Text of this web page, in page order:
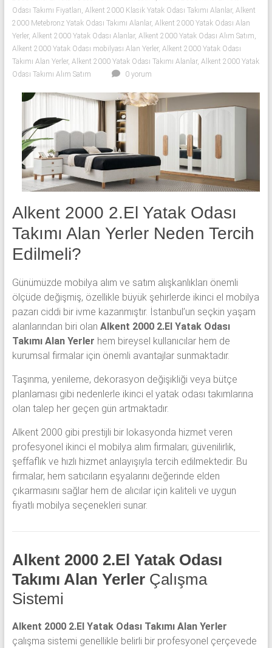
olarak
2.el
yatak
odası,
Klasik
yatak
odası,
Avangard
yatak
odası,
Antika
yatak
odası
ve
Metebronz
yatak
odası
alınmaktadır.
Odası Takımı Fiyatları Alkent 2000 Klasik Yatak Odası Takımı Alanlar, Alkent
2000 Metebronz Yatak Odası Takımı Alanlar, Alkent 2000 Yatak Odası Alan
Yerler, Alkent 2000 Yatak Odası Alanlar, Alkent 2000 Yatak Odası Alım Satım
Alkent 2000 Yatak Odası mobilyası Alan Yerler, Alkent 2000 Yatak Odası
Takımı Alan Yerler, Alkent 2000 Yatak Odası Takımı Alanlar, Alkent 2000 Yatak
Odası Takımı Alım Satım
0 yorum
Alkent 2000 2.El Yatak Odası
Takımı Alan Yerler Neden Tercih
Edilmeli?
Günümüzde mobilya alım ve satım alışkanlıkları önemli
ölçüde değişmiş, özellikle büyük şehirlerde ikinci el mobilya
pazarı ciddi bir ivme kazanmıştır. İstanbul’un seçkin yaşam
alanlarından biri olan Alkent 2000 2.El Yatak Odası
Takımı Alan Yerler hem bireysel kullanıcılar hem de
kurumsal firmalar için önemli avantajlar sunmaktadır.
Taşınma, yenileme, dekorasyon değişikliği veya bütçe
planlaması gibi nedenlerle ikinci el yatak odası takımlarına
olan talep her geçen gün artmaktadır.
Alkent 2000 gibi prestijli bir lokasyonda hizmet veren
profesyonel ikinci el mobilya alım firmaları; güvenilirlik,
şeffaflık ve hızlı hizmet anlayışıyla tercih edilmektedir. Bu
firmalar, hem satıcıların eşyalarını değerinde elden
çıkarmasını sağlar hem de alıcılar için kaliteli ve uygun
fiyatlı mobilya seçenekleri sunar.
Alkent 2000 2.El Yatak Odası
Takımı Alan YerlerÇalışma
Sistemi
Alkent 2000 2.El Yatak Odası Takımı Alan Yerler
çalışma sistemi genellikle belirli bir profesyonel çerçevede